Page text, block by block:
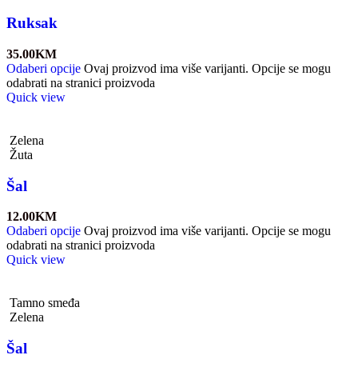
Ruksak
35.00KM
Odaberi opcije Ovaj proizvod ima više varijanti. Opcije se mogu
odabrati na stranici proizvoda
Quick view
Zelena
Žuta
Šal
12.00KM
Odaberi opcije Ovaj proizvod ima više varijanti. Opcije se mogu
odabrati na stranici proizvoda
Quick view
Tamno smeđa
Zelena
Šal